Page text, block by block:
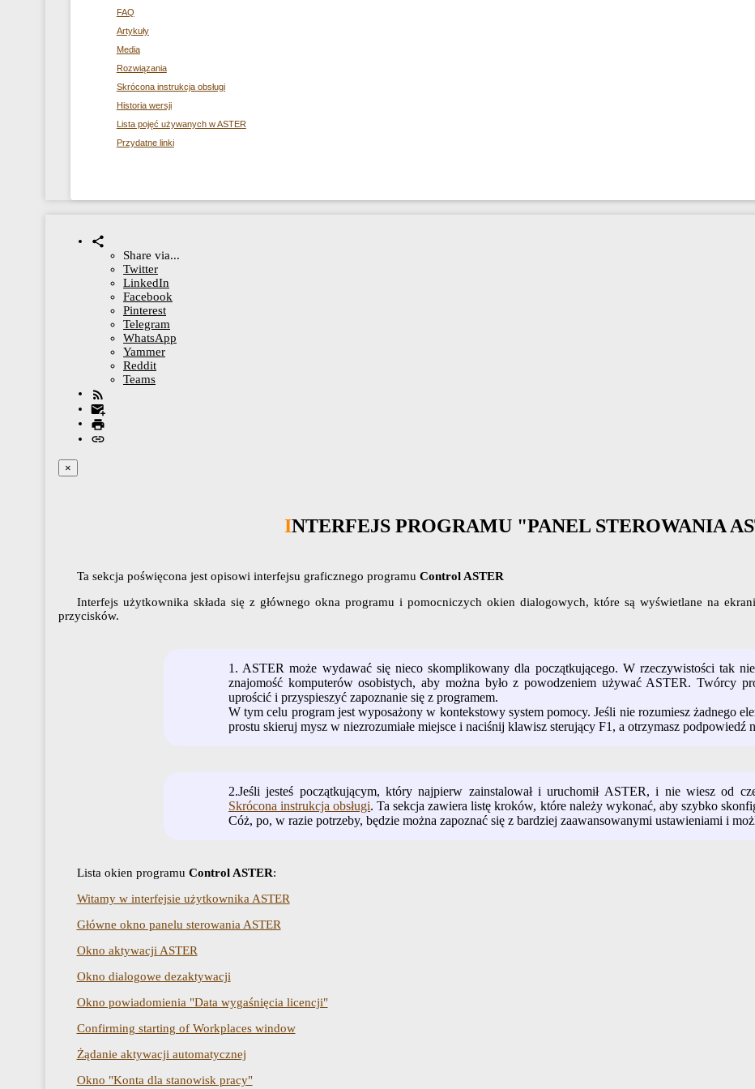
FAQ
Artykuły
Media
Rozwiązania
Skrócona instrukcja obsługi
Historia wersji
Lista pojęć używanych w ASTER
Przydatne linki
Share via...
Twitter
LinkedIn
Facebook
Pinterest
Telegram
WhatsApp
Yammer
Reddit
Teams
×
INTERFEJS PROGRAMU "PANEL STEROWANIA
Ta sekcja poświęcona jest opisowi interfejsu graficznego programu Control ASTER
Interfejs użytkownika składa się z głównego okna programu i pomocniczych okien dialogowych, które są wyświetlane na
przycisków.
1. ASTER może wydawać się nieco skomplikowany dla początkującego. W rzeczywistości tak
znajomość komputerów osobistych, aby można było z powodzeniem używać ASTER. Twórcy
uprościć i przyspieszyć zapoznanie się z programem.
W tym celu program jest wyposażony w kontekstowy system pomocy. Jeśli nie rozumiesz żadnego
prostu skieruj mysz w niezrozumiałe miejsce i naciśnij klawisz sterujący F1, a otrzymasz podpowiedź
2.Jeśli jesteś początkującym, który najpierw zainstalował i uruchomił ASTER, i nie wiesz od
Skrócona instrukcja obsługi. Ta sekcja zawiera listę kroków, które należy wykonać, aby szybko
Cóż, po, w razie potrzeby, będzie można zapoznać się z bardziej zaawansowanymi ustawieniami i
Lista okien programu Control ASTER:
Witamy w interfejsie użytkownika ASTER
Główne okno panelu sterowania ASTER
Okno aktywacji ASTER
Okno dialogowe dezaktywacji
Okno powiadomienia "Data wygaśnięcia licencji"
Confirming starting of Workplaces window
Żądanie aktywacji automatycznej
Okno "Konta dla stanowisk pracy"